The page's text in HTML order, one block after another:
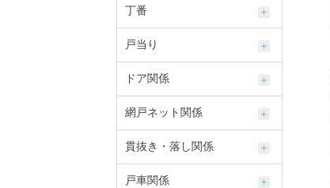
丁番
戸当り
ドア関係
網戸ネット関係
貫抜き・落し関係
戸車関係